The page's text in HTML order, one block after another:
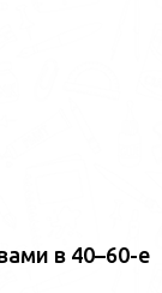
в 40–60-е